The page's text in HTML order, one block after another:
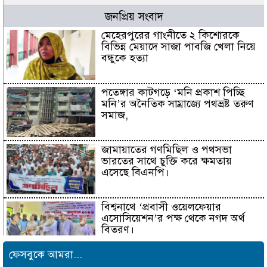
জনপ্রিয় সংবাদ
মেহেরপুরের গাংনীতে ২ কিশোরকে
বিভিন্ন মেয়াদে সাজা পাবজি খেলা নিয়ে
বন্ধুকে হত্যা
পতেঙ্গার কাটগড়ে ‘মনি প্রকাশ পিচ্ছি
মনি’র অনৈতিক সাম্রাজ্যে পথভ্রষ্ট তরুণ
সমাজ,
জামায়াতের গণমিছিল ও পথসভা
ভারতের সাথে চুক্তি করে ক্ষমতায়
এসেছে বিএনপি।
বিশ্বনাথে ‘প্রবাসী ওয়েলফেয়ার
এসোসিয়েশন’র পক্ষ থেকে নগদ অর্থ
বিতরণ।
ফেসবুকে আমরা...